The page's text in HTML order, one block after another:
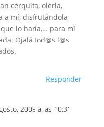
cerquita, olerla,
a mí, disfrutándola
lo haría,… para mí
Ojalá tod@s l@s
Responder
2009 a las 10:31